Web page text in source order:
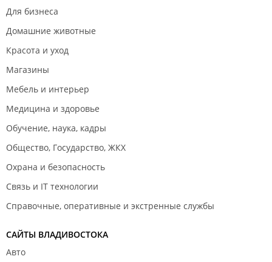
Для бизнеса
Домашние животные
Красота и уход
Магазины
Мебель и интерьер
Медицина и здоровье
Обучение, наука, кадры
Общество, Государство, ЖКХ
Охрана и безопасность
Связь и IT технологии
Справочные, оперативные и экстренные службы
САЙТЫ ВЛАДИВОСТОКА
Авто